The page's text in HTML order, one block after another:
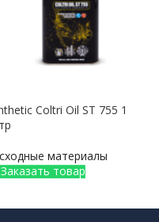
Coltri Oil ST 755 1
материалы
Заказать товар